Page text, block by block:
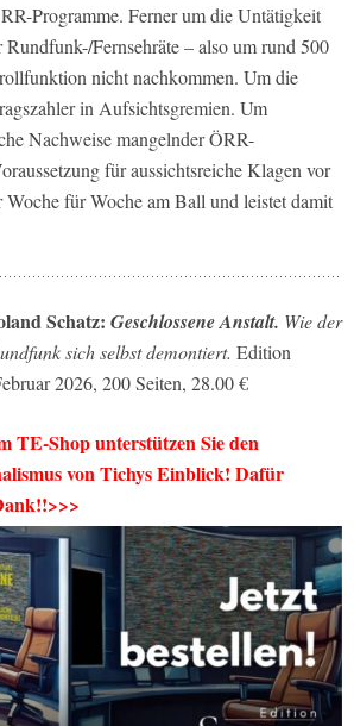
Programme. Ferner um die Untätigkeit
Rundfunk-/Fernsehräte – also um rund 500
nicht nachkommen. Um die
in Aufsichtsgremien. Um
Nachweise mangelnder ÖRR-
für aussichtsreiche Klagen vor
für Woche am Ball und leistet damit
Schatz: Geschlossene Anstalt. Wie der
sich selbst demontiert. Edition
2026, 200 Seiten, 28.00 €
TE-Shop unterstützen Sie den
von Tichys Einblick! Dafür